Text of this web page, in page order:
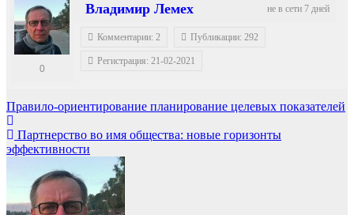
не в сети 7 дней
Владимир Лемех
0
Комментарии: 2 Публикации: 292
Регистрация: 21-02-2021
Навигация
по
записям
Правило-ориентирование планирование целевых показателей
Партнерство во имя общества: новые горизонты
эффективности